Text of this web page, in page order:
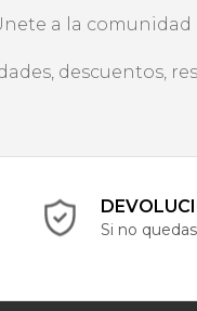
a la comunidad
descuentos,
Si no